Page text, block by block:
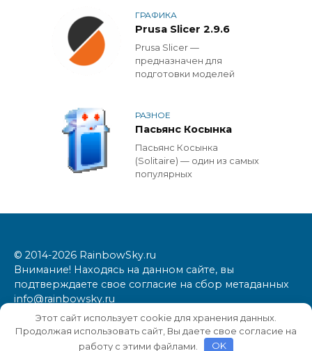
ГРАФИКА
Prusa Slicer 2.9.6
Prusa Slicer —
предназначен для
подготовки моделей
РАЗНОЕ
Пасьянс Косынка
Пасьянс Косынка
(Solitaire) — один из самых
популярных
© 2014-2026 RainbowSky.ru
Внимание! Находясь на данном сайте, вы
подтверждаете свое согласие на сбор метаданных
info@rainbowsky.ru
Этот сайт использует cookie для хранения данных.
Продолжая использовать сайт, Вы даете свое согласие на
работу с этими файлами.
OK